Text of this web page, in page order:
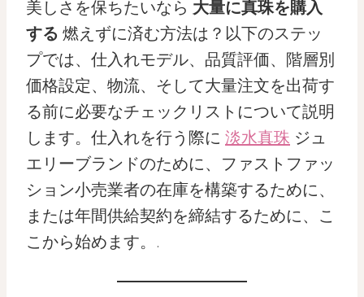
美しさを保ちたいなら 大量に真珠を購入
する 燃えずに済む方法は？以下のステッ
プでは、仕入れモデル、品質評価、階層別
価格設定、物流、そして大量注文を出荷す
る前に必要なチェックリストについて説明
します。仕入れを行う際に 淡水真珠 ジュ
エリーブランドのために、ファストファッ
ション小売業者の在庫を構築するために、
または年間供給契約を締結するために、こ
こから始めます。.